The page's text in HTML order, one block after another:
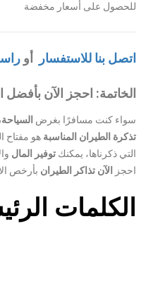
للحصول على أسعار مخفضة
اتصل بنا للاستفسار أو
الخاتمة: احجز الآن بأفضل
سواء كنت مسافرًا بغرض
تذكرة الطيران المناسبة هو مفتاح
التي ذكرناها، يمكنك توفير المال
احجز الآن تذاكر الطيران بأرخص
الكلمات